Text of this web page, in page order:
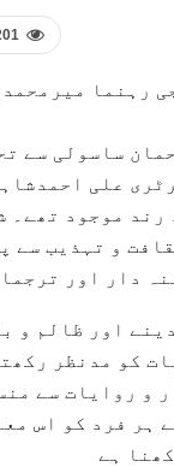
رہنما
ساسولی سے
علی
رند موجود تھے۔
و تہذیب سے
دار اور
اور ظالم و
کو مدنظر
و روایات سے
ہر فرد کو اس
ہے